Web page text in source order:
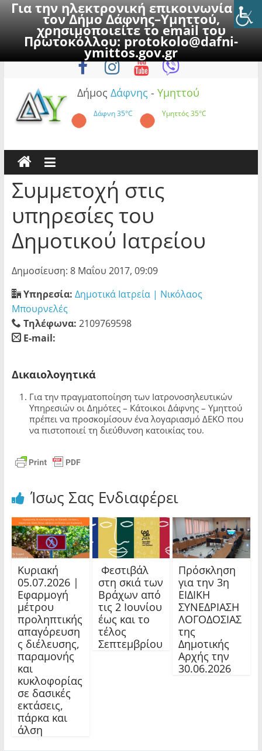
Για την ηλεκτρονική επικοινωνία με
τον Δήμο Δάφνης–Υμηττού,
χρησιμοποιείτε το email του
Πρωτοκόλλου:protokolo@dafni-
ymittos.gov.gr
to
Σάββατο, 8 Αυγούστου 2026
Δήμος Δάφνης - Υμηττού
Δάφνη35°C Υμηττός35°C
Συμμετοχή στις
υπηρεσίες του
Δημοτικού Ιατρείου
Δημοσίευση: 8 Μαΐου 2017, 09:09
Υπηρεσία: Δημοτικά Ιατρεία | Νικόλαος
Μπουρνελές
Τηλέφωνα: 2109769598
E-mail:
Δικαιολογητικά
Για την πραγματοποίηση των Ιατρονοσηλευτικών
Υπηρεσιών οι Δημότες – Κάτοικοι Δάφνης – Υμηττού
πρέπει να προσκομίσουν ένα λογαριασμό ΔΕΚΟ που
να πιστοποιεί τη διεύθυνση κατοικίας του.
Ίσως Σας Ενδιαφέρει
Κυριακή
05.07.2026 |
Εφαρμογή
μέτρου
προληπτικής
απαγόρευση
ς διέλευσης,
παραμονής
και
κυκλοφορίας
σε δασικές
εκτάσεις,
πάρκα και
άλση
Φεστιβάλ
στη σκιά των
Βράχων από
τις 2 Ιουνίου
έως και το
τέλος
Σεπτεμβρίου
Πρόσκληση
για την 3η
ΕΙΔΙΚΗ
ΣΥΝΕΔΡΙΑΣΗ
ΛΟΓΟΔΟΣΙΑΣ
της
Δημοτικής
Αρχής την
30.06.2026